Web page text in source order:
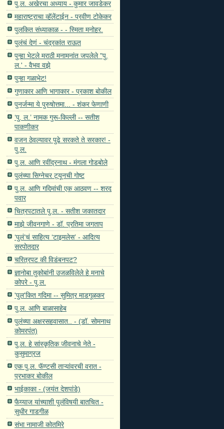
पु.ल. अखेरचा अध्याय - कुमार जावडेकर
महाराष्ट्राचा व्हॅलेंटाईन - प्रवीण टोकेकर
पुलकित संध्याकाळ - - स्मिता मनोहर.
पुलंचं देणं - चंद्रकांत राऊत
पुन्हा भेटले मराठी मनामनांत जपलेले "पु.
ल.' - वैभव वझे
पुन्हा गळाभेट!
गुणाकार आणि भागाकार - प्रकाश बोकील
पुनर्जन्मा ये पुरुषोत्तमा... - शंकर फेणाणी
‘पु. ल.’ नामक गुरू-किल्ली -- सतीश
पाकणीकर
वजन ठेवल्यावर पुढे सरकते ते सरकार! -
पु.ल.
पु.ल. आणि रवींद्रनाथ - मंगला गोडबोले
पुलंच्या सिग्नेचर ट्यूनची गोष्ट
पु.ल. आणि गदिमांची एक आठवण -- शरद
पवार
चित्रपटातले पु.ल. - सतीश जकातदार
माझे जीवनगाणे - डॉ. प्रतिमा जगताप
‘पुलं’चं साहित्य ‘टाइमलेस’ - आदित्य
सरपोतदार
चरित्रपट की विडंबनपट?
ज्ञानोबा तुकोबांनी उजळविलेले हे मनाचे
कोपरे - पु.ल.
'पुल'कित गदिमा -- सुमित्र माडगूळकर
पु.ल. आणि बाळासाहेब
पुलंच्या अक्षरसहवासात.. - (डॉ. सोमनाथ
कोमरपंत)
पु.ल. हे सांस्कृतिक जीवनाचे नेते -
कुसुमाग्रज
एक पु.ल. फॅण्टसी ताऱ्यांवरची वरात -
प्रभाकर बोकील
भाईकाका - (जयंत देशपांडे)
फैय्याज यांच्याशी पुलंविषयी बातचित -
सुधीर गाडगीळ
संभा नामाजी कोतमिरे